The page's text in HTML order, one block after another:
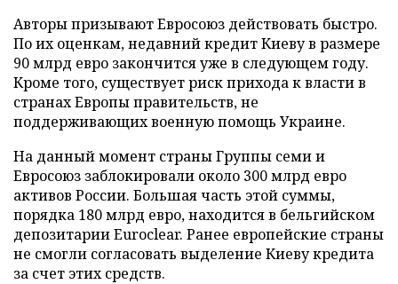
Авторы призывают Евросоюз действовать быстро.
По их оценкам, недавний кредит Киеву в размере
90 млрд евро закончится уже в следующем году.
Кроме того, существует риск прихода к власти в
странах Европы правительств, не
поддерживающих военную помощь Украине.
На данный момент страны Группы семи и
Евросоюз заблокировали около 300 млрд евро
активов России. Большая часть этой суммы,
порядка 180 млрд евро, находится в бельгийском
депозитарии Euroclear. Ранее европейские страны
не смогли согласовать выделение Киеву кредита
за счет этих средств.